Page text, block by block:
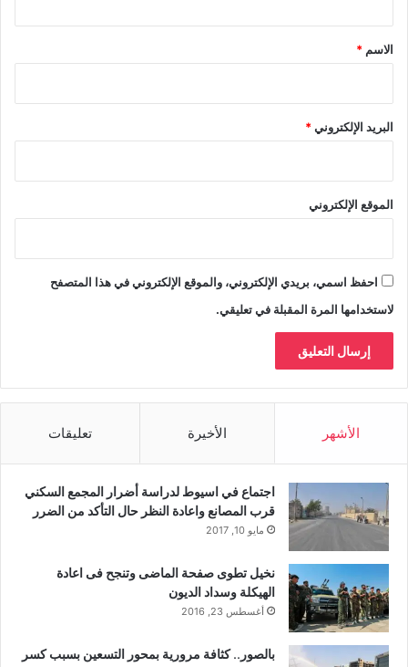
*
الاسم *
البريد الإلكتروني*
الموقع الإلكتروني
احفظ اسمي، بريدي الإلكتروني، والموقع الإلكتروني في هذا المتصفح
لاستخدامها المرة المقبلة في تعليقي.
الأشهر الأخيرة تعليقات
اجتماع في اسيوط لدراسة أضرار المجمع السكني
قرب المصانع واعادة النظر حال التأكد من الضرر
مايو 10, 2017
نخيل تطوى صفحة الماضى وتنجح فى اعادة
الهيكلة وسداد الديون
أغسطس 23, 2016
بالصور.. كثافة مرورية بمحور التسعين بسبب كسر